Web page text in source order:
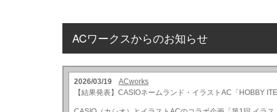
ACワークスからのお知らせ